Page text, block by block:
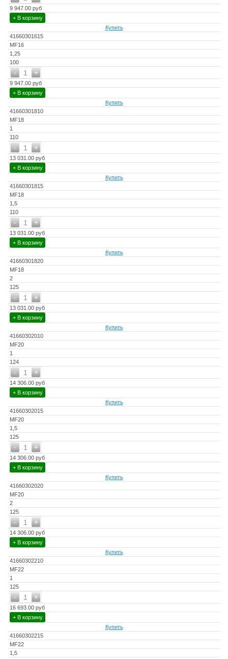
9 947.00 руб
+ В корзину
Купить
41660301615
MF16
1,25
100
+
- 1
9 947.00 руб
+ В корзину
Купить
41660301810
MF18
1
110
+
- 1
13 031.00 руб
+ В корзину
Купить
41660301815
MF18
1,5
110
+
- 1
13 031.00 руб
+ В корзину
Купить
41660301820
MF18
2
125
+
- 1
13 031.00 руб
+ В корзину
Купить
41660302010
MF20
1
124
+
- 1
14 306.00 руб
+ В корзину
Купить
41660302015
MF20
1,5
125
+
- 1
14 306.00 руб
+ В корзину
Купить
41660302020
MF20
2
125
+
- 1
14 306.00 руб
+ В корзину
Купить
41660302210
MF22
1
125
+
- 1
16 693.00 руб
+ В корзину
Купить
41660302215
MF22
1,5